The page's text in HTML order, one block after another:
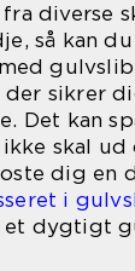
diverse
så kan
der sikrer
Det kan
ikke skal
dig en
i
et dygtigt